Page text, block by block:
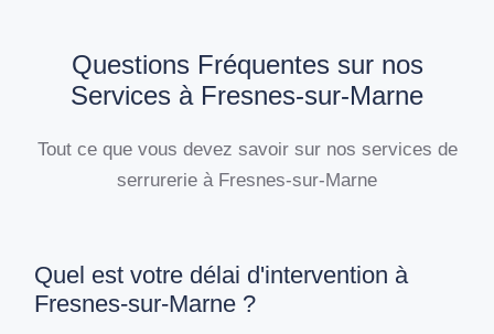
Questions Fréquentes sur nos
Services à Fresnes-sur-Marne
Tout ce que vous devez savoir sur nos services de
serrurerie à Fresnes-sur-Marne
Quel est votre délai d'intervention à
Fresnes-sur-Marne ?